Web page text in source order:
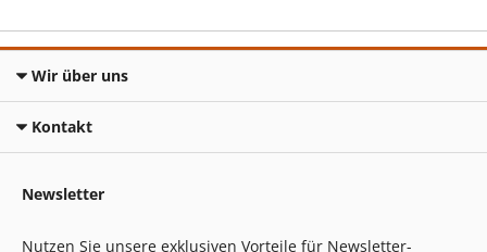
Wir über uns
Kontakt
Newsletter
Nutzen Sie unsere exklusiven Vorteile für Newsletter-